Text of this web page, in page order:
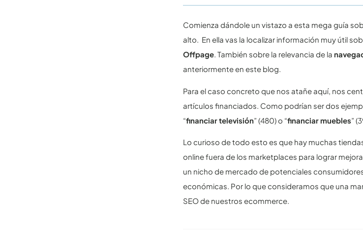
Comienza dándole un vistazo a esta mega guía
alto. En ella vas la localizar información muy útil
Offpage. También sobre la relevancia de la
anteriormente en este blog.
Para el caso concreto que nos atañe aquí, nos
artículos financiados. Como podrían ser dos
“financiar televisión” (480) o “financiar muebles”
Lo curioso de todo esto es que hay muchas
online fuera de los marketplaces para lograr
un nicho de mercado de potenciales
económicas. Por lo que consideramos que una
SEO de nuestros ecommerce.